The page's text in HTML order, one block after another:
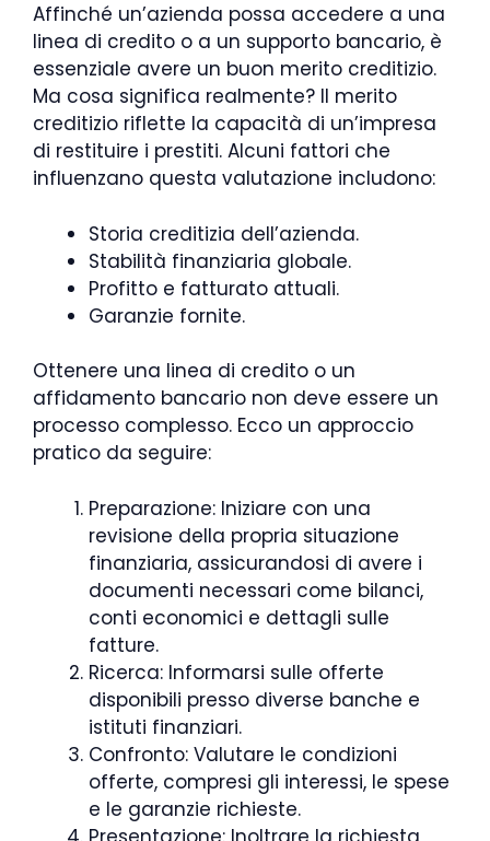
Affinché un’azienda possa accedere a una
linea di credito o a un supporto bancario, è
essenziale avere un buon merito creditizio.
Ma cosa significa realmente? Il merito
creditizio riflette la capacità di un’impresa
di restituire i prestiti. Alcuni fattori che
influenzano questa valutazione includono:
Storia creditizia dell’azienda.
Stabilità finanziaria globale.
Profitto e fatturato attuali.
Garanzie fornite.
Ottenere una linea di credito o un
affidamento bancario non deve essere un
processo complesso. Ecco un approccio
pratico da seguire:
Preparazione: Iniziare con una
revisione della propria situazione
finanziaria, assicurandosi di avere i
documenti necessari come bilanci,
conti economici e dettagli sulle
fatture.
Ricerca: Informarsi sulle offerte
disponibili presso diverse banche e
istituti finanziari.
Confronto: Valutare le condizioni
offerte, compresi gli interessi, le spese
e le garanzie richieste.